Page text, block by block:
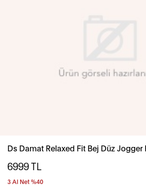
Ds Damat Relaxed Fit Bej Düz Jogger
6999TL
3 Al Net %40